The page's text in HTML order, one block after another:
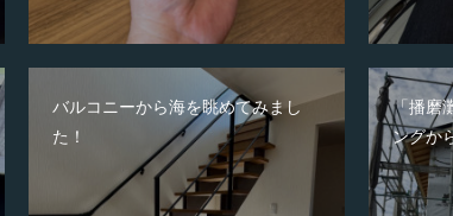
バルコニーから海を眺めてみまし
た！
「播磨
ングか